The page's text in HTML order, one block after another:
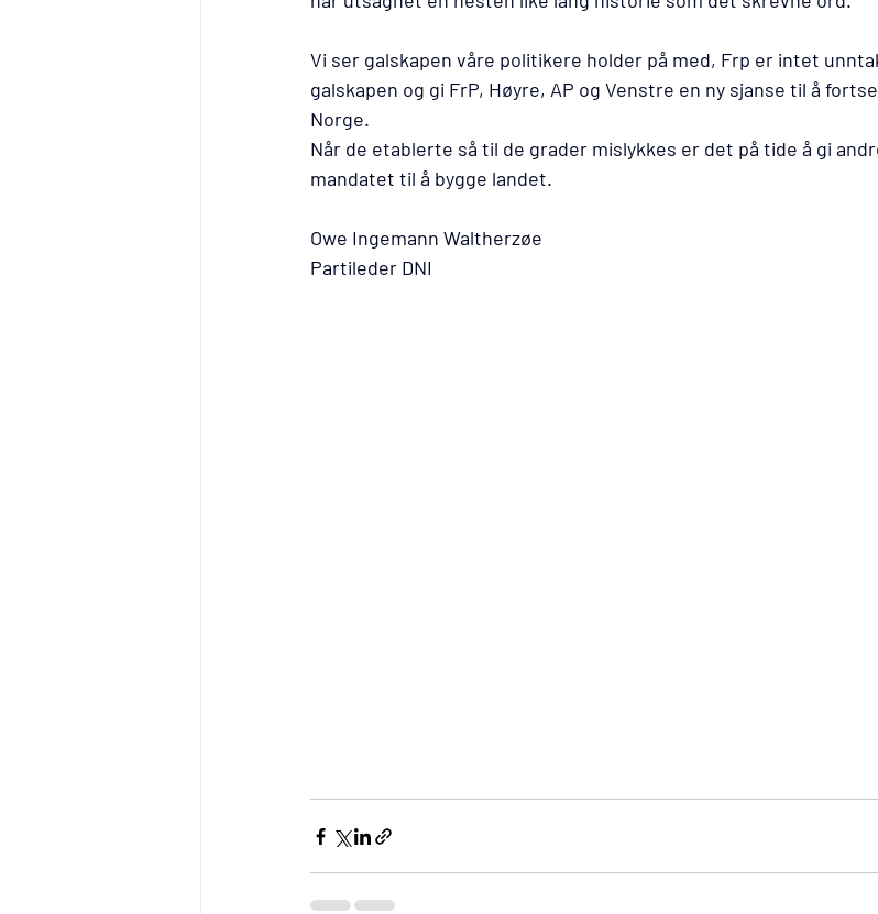
Vi ser galskapen våre politikere holder på med, Frp er intet
galskapen og gi FrP, Høyre, AP og Venstre en ny sjanse til å
Norge.
Når de etablerte så til de grader mislykkes er det på tide å gi
mandatet til å bygge landet.
Owe Ingemann Waltherzøe
Partileder DNI